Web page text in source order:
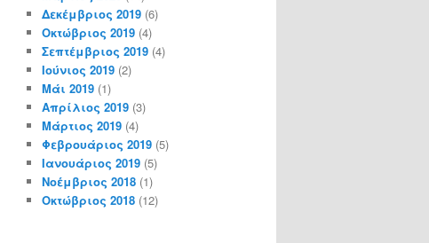
Δεκέμβριος 2019 (6)
Οκτώβριος 2019 (4)
Σεπτέμβριος 2019 (4)
Ιούνιος 2019 (2)
Μάι 2019 (1)
Απρίλιος 2019 (3)
Μάρτιος 2019 (4)
Φεβρουάριος 2019 (5)
Ιανουάριος 2019 (5)
Νοέμβριος 2018 (1)
Οκτώβριος 2018 (12)